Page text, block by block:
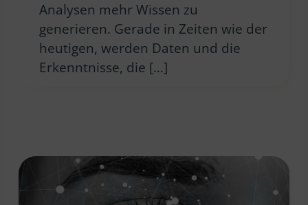
Analysen mehr Wissen zu
generieren. Gerade in Zeiten wie der
heutigen, werden Daten und die
Erkenntnisse, die […]